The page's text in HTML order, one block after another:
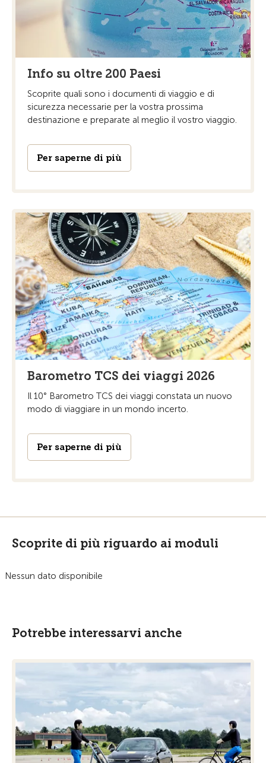
Info su oltre 200 Paesi
Scoprite quali sono i documenti di viaggio e di
sicurezza necessarie per la vostra prossima
destinazione e preparate al meglio il vostro viaggio.
Per saperne di più
Barometro TCS dei viaggi 2026
Il 10° Barometro TCS dei viaggi constata un nuovo
modo di viaggiare in un mondo incerto.
Per saperne di più
Scoprite di più riguardo ai moduli
Nessun dato disponibile
Potrebbe interessarvi anche